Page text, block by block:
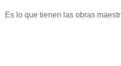
Es lo que tienen las obras